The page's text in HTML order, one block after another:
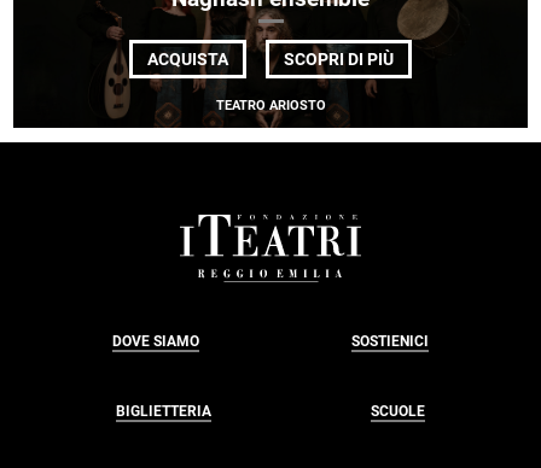
ACQUISTA SCOPRI DI PIÙDI
NAGHASH
TEATRO ARIOSTO
DOVE SIAMO SOSTIENICI
BIGLIETTERIA SCUOLE